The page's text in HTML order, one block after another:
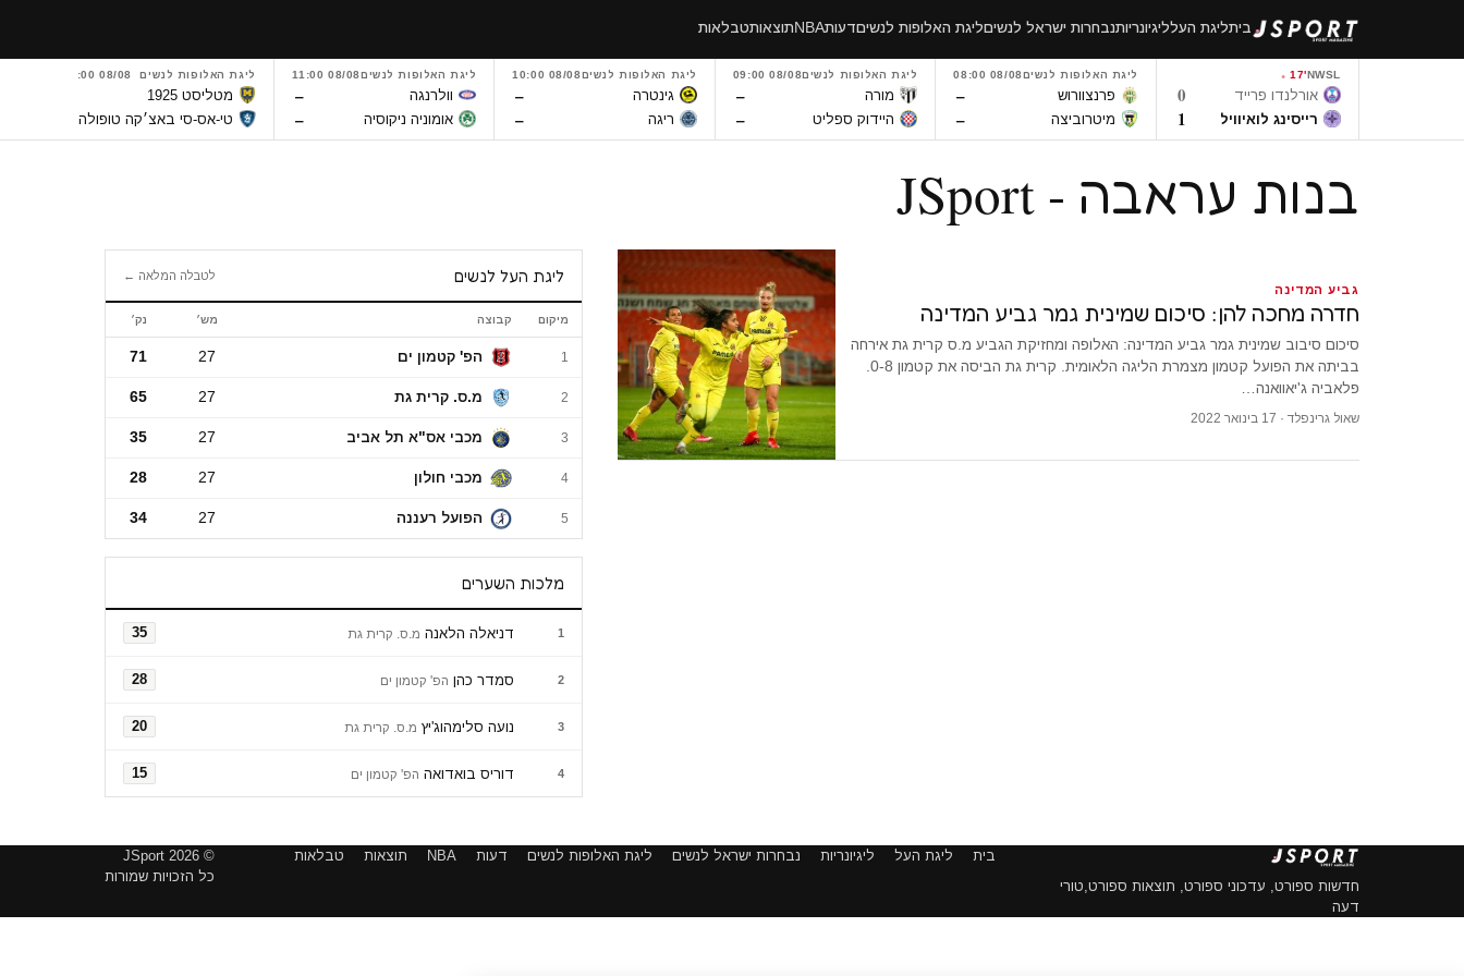
ביתליגת העלליגיונריותנבחרות ישראל לנשיםליגת האלופות לנשיםדעותNBAתוצאותטבלאות
NWSL
17'
אורלנדו פרייד 0
רייסינג לואיוויל 1
ליגת האלופות לנשים08/08 08:00
פרנצוורוש –
מיטרוביצה –
ליגת האלופות לנשים08/08 09:00
מורה –
היידוק ספליט –
ליגת האלופות לנשים08/08 10:00
גינטרה –
ריגה –
ליגת האלופות לנשים08/08 11:00
וולרנגה –
אומוניה ניקוסיה –
ליגת האלופות לנשים 08/08 11:00
מטליסט 1925
טי-אס-סי באצ׳קה טופולה
בנות עראבה - JSport
גביע המדינה
חדרה מחכה להן: סיכום שמינית גמר גביע המדינה
סיכום סיבוב שמינית גמר גביע המדינה: האלופה ומחזיקת הגביע מ.ס קרית גת אירחה
פלאביה ג'יאוואנה…
שאול גרינפלד · 17 בינואר 2022
ליגת העל לנשים לטבלה המלאה ←
ליגת העל לנשים
מיקום קבוצה מש׳ נק׳
1 הפ' קטמון ים 27
71
2 מ.ס. קרית גת 27
65
3 מכבי אס"א תל אביב 27
35
4 מכבי חולון 27
28
5 הפועל רעננה 27
34
מלכות השערים
1 דניאלה הלאנה מ.ס. קרית גת 35
2 סמדר כהן הפ' קטמון ים 28
3 נועה סלימהוג'יץ מ.ס. קרית גת 20
4 דוריס בואדואה הפ' קטמון ים 15
חדשות ספורט, עדכוני ספורט, תוצאות ספורט,טורי
דעה
בית ליגת העל ליגיונריות נבחרות ישראל לנשים ליגת האלופות לנשים דעות NBA תוצאות טבלאות
© 2026 JSport
כל הזכויות שמורות